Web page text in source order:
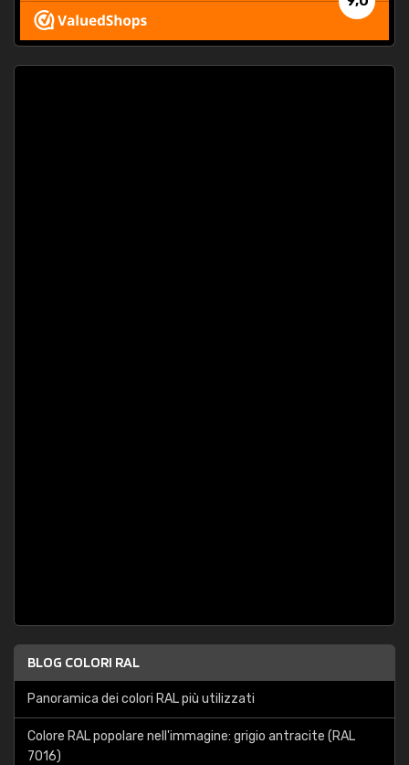
BLOG COLORI RAL
Panoramica dei colori RAL più utilizzati
Colore RAL popolare nell'immagine: grigio antracite (RAL
7016)